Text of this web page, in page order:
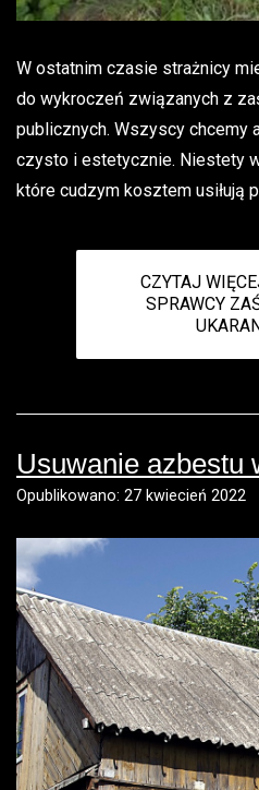
W ostatnim czasie strażnicy
do wykroczeń związanych z
publicznych. Wszyscy chcemy
czysto i estetycznie. Niestety
które cudzym kosztem usiłują
CZYTAJ
SPRAWCY
Usuwanie azbestu
Opublikowano: 27 kwiecień 2022